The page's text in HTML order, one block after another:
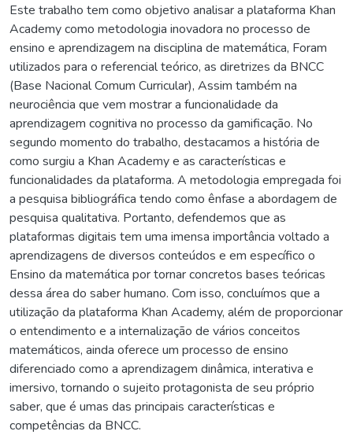
Este trabalho tem como objetivo analisar a plataforma Khan
Academy como metodologia inovadora no processo de
ensino e aprendizagem na disciplina de matemática, Foram
utilizados para o referencial teórico, as diretrizes da BNCC
(Base Nacional Comum Curricular), Assim também na
neurociência que vem mostrar a funcionalidade da
aprendizagem cognitiva no processo da gamificação. No
segundo momento do trabalho, destacamos a história de
como surgiu a Khan Academy e as características e
funcionalidades da plataforma. A metodologia empregada foi
a pesquisa bibliográfica tendo como ênfase a abordagem de
pesquisa qualitativa. Portanto, defendemos que as
plataformas digitais tem uma imensa importância voltado a
aprendizagens de diversos conteúdos e em específico o
Ensino da matemática por tornar concretos bases teóricas
dessa área do saber humano. Com isso, concluímos que a
utilização da plataforma Khan Academy, além de proporcionar
o entendimento e a internalização de vários conceitos
matemáticos, ainda oferece um processo de ensino
diferenciado como a aprendizagem dinâmica, interativa e
imersivo, tornando o sujeito protagonista de seu próprio
saber, que é umas das principais características e
competências da BNCC.